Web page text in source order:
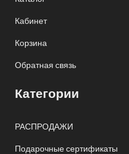
Кабинет
Корзина
Обратная связь
Категории
РАСПРОДАЖИ
Подарочные сертификаты